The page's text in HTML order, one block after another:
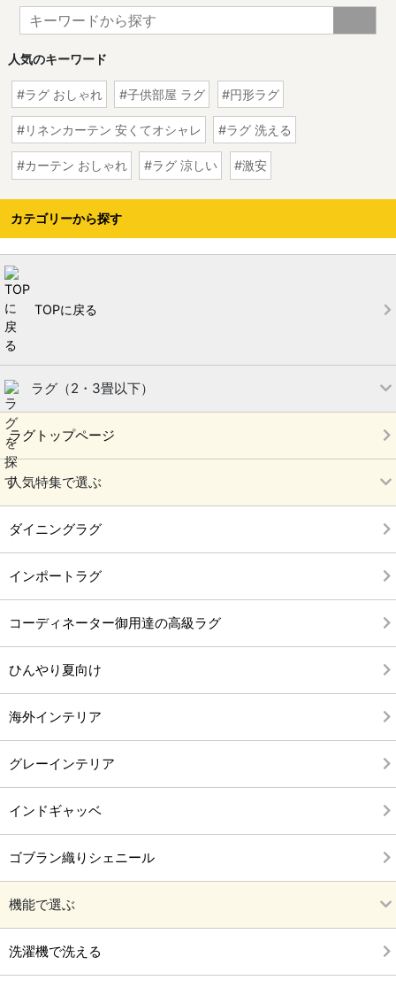
人気のキーワード
ラグ おしゃれ 子供部屋 ラグ 円形ラグ
リネンカーテン 安くてオシャレ ラグ 洗える
カーテン おしゃれ ラグ 涼しい 激安
カテゴリーから探す
TOPに戻る
ラグ（2・3畳以下）
ラグトップページ
人気特集で選ぶ
ダイニングラグ
インポートラグ
コーディネーター御用達の高級ラグ
ひんやり夏向け
海外インテリア
グレーインテリア
インドギャッベ
ゴブラン織りシェニール
機能で選ぶ
洗濯機で洗える